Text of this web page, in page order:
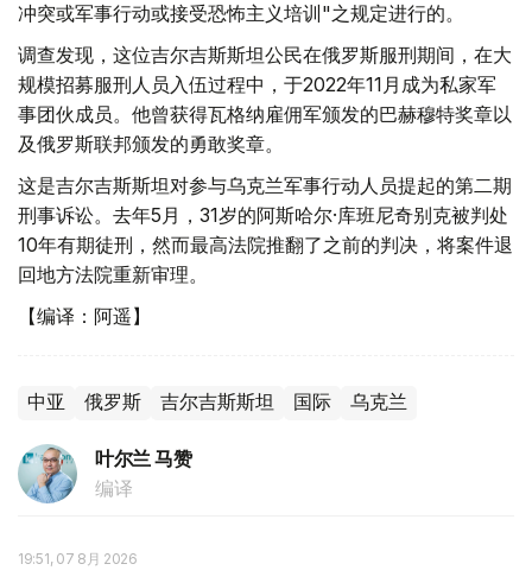
冲突或军事行动或接受恐怖主义培训"之规定进行的。
调查发现，这位吉尔吉斯斯坦公民在俄罗斯服刑期间，在大
规模招募服刑人员入伍过程中，于2022年11月成为私家军
事团伙成员。他曾获得瓦格纳雇佣军颁发的巴赫穆特奖章以
及俄罗斯联邦颁发的勇敢奖章。
这是吉尔吉斯斯坦对参与乌克兰军事行动人员提起的第二期
刑事诉讼。去年5月，31岁的阿斯哈尔·库班尼奇别克被判处
10年有期徒刑，然而最高法院推翻了之前的判决，将案件退
回地方法院重新审理。
【编译：阿遥】
中亚 俄罗斯 吉尔吉斯斯坦 国际 乌克兰
叶尔兰 马赞
编译
19:51, 07 8月 2026